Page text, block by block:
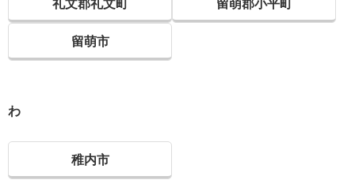
礼文郡礼文町 留萌郡小平町
留萌市
わ
稚内市